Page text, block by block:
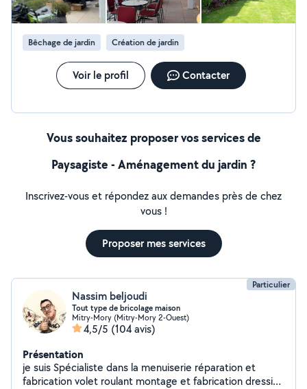
pelouse semé - Aménagement de terrasses et balcons.
- Jardins à thème tous budgets. - Création de massifs,
plantations de haie je me déplace rapidement pour faire
un devis gratuit. virement ,cheque, espèces N'hésitez
pas à me contacter pour plus d'informations -Réduction
d'impôt 50%
Bêchage de jardin Création de jardin
Voir le profil Contacter
Vous souhaitez proposer vos services de
Paysagiste - Aménagement du jardin ?
Inscrivez-vous et répondez aux demandes près de chez
vous !
Proposer mes services
Particulier
Nassim beljoudi
Tout type de bricolage maison
Mitry-Mory (Mitry-Mory 2-Ouest)
4,5/5 (104 avis)
Présentation
je suis Spécialiste dans la menuiserie réparation et
fabrication volet roulant montage et fabrication dressing